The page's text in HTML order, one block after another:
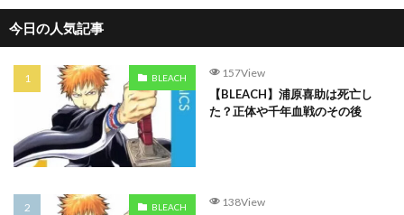
今日の人気記事
BLEACH 157View
【BLEACH】浦原喜助は死亡し
た？正体や千年血戦のその後
BLEACH 138View